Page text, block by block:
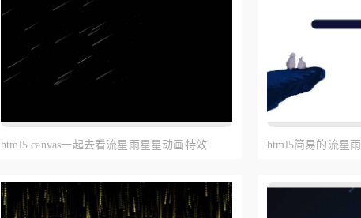
html5 canvas一起去看流星雨星星动画特效 html5简易的流星